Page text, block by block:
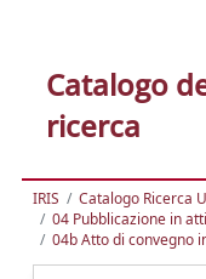
Catalogo
ricerca
IRIS
Catalogo Ricerca
04 Pubblicazione in
04b Atto di convegno